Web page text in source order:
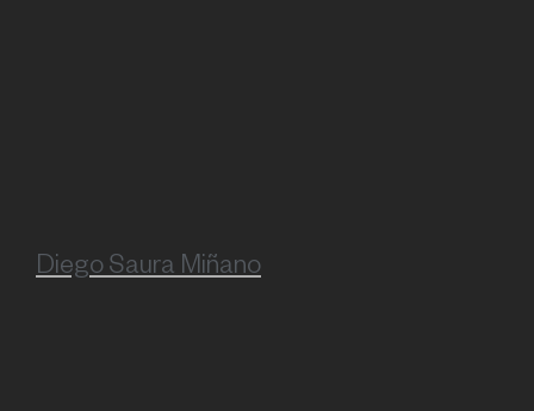
Diego Saura Miñano